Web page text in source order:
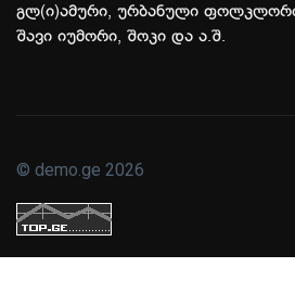
გლ(ი)ამური, ურბანული
შავი იუმორი, შოკი და ა.შ.
© demo.ge 2026